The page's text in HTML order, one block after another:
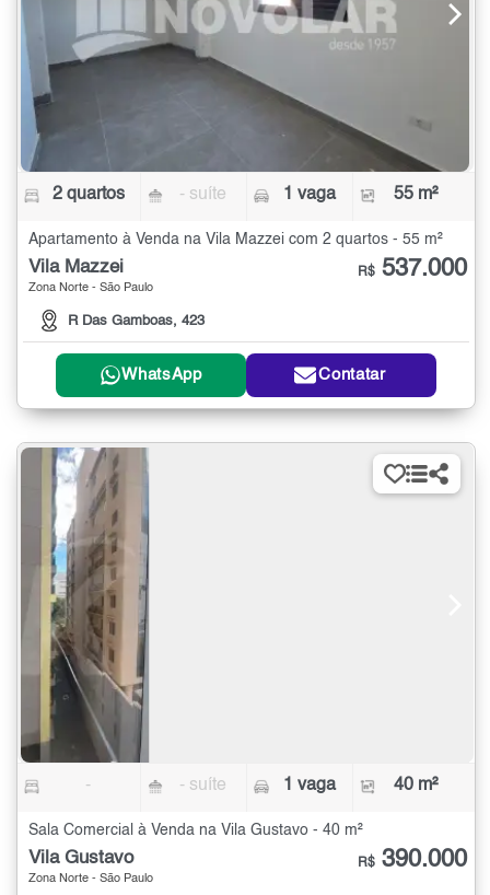
2 quartos - suíte 1 vaga 55 m²
Apartamento à Venda na Vila Mazzei com 2 quartos - 55 m²
Vila Mazzei
Zona Norte - São Paulo
R Das Gamboas, 423
R$ 537.000
WhatsApp Contatar
- - suíte 1 vaga 40 m²
Sala Comercial à Venda na Vila Gustavo - 40 m²
Vila Gustavo
Zona Norte - São Paulo
R$ 390.000